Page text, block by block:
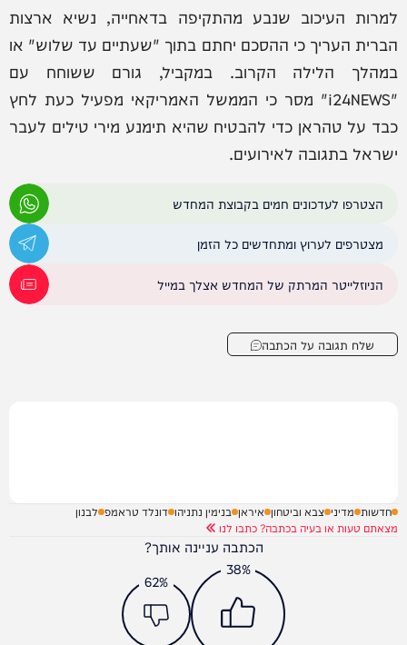
למרות העיכוב שנבע מהתקיפה בדאחייה, נשיא ארצות
הברית העריך כי ההסכם יחתם בתוך "שעתיים עד שלוש" או
במהלך הלילה הקרוב. במקביל, גורם ששוחח עם
"i24NEWS" מסר כי הממשל האמריקאי מפעיל כעת לחץ
כבד על טהראן כדי להבטיח שהיא תימנע מירי טילים לעבר
ישראל בתגובה לאירועים.
הצטרפו לעדכונים חמים בקבוצת המחדש
מצטרפים לערוץ ומתחדשים כל הזמן
הניוזלייטר המרתק של המחדש אצלך במייל
שלח תגובה על הכתבה
חדשות מדיני צבא וביטחון איראן בנימין נתניהו דונלד טראמפ לבנון
מצאתם טעות או בעיה בכתבה? כתבו לנו
הכתבה עניינה אותך?
38%
62%